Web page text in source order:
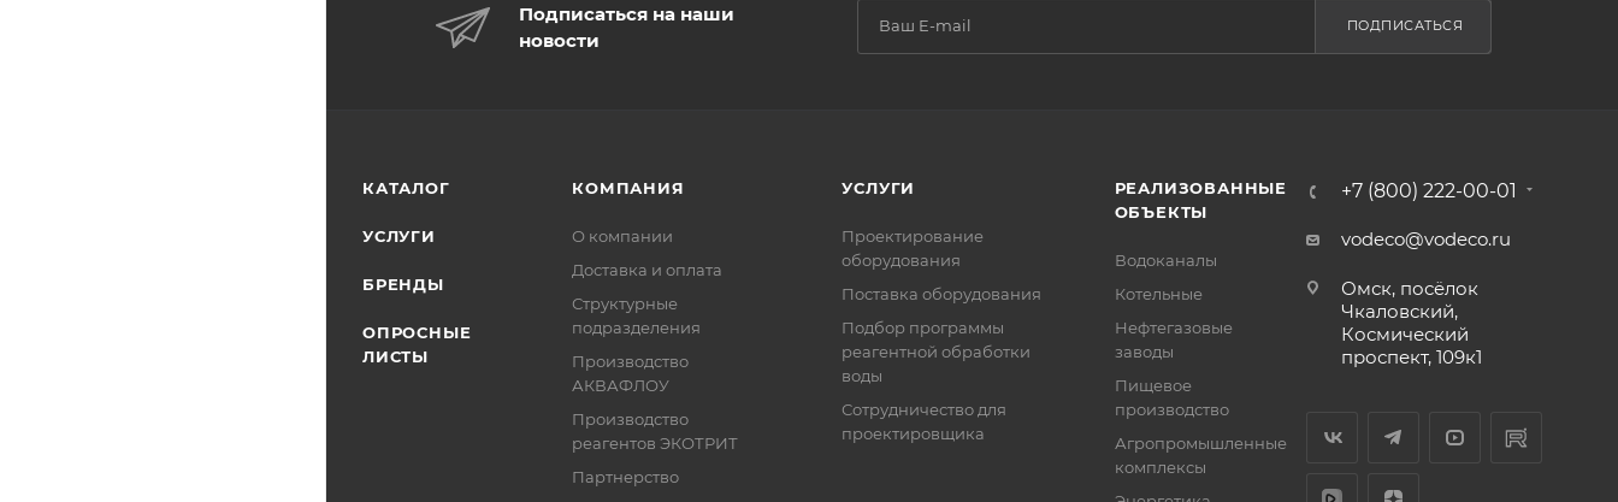
Подписаться на наши
новости
ПОДПИСАТЬСЯ
КАТАЛОГ
УСЛУГИ
БРЕНДЫ
ОПРОСНЫЕ
ЛИСТЫ
КОМПАНИЯ
О компании
Доставка и оплата
Структурные
подразделения
Производство
АКВАФЛОУ
Производство
реагентов ЭКОТРИТ
Партнерство
УСЛУГИ
Проектирование
оборудования
Поставка оборудования
Подбор программы
реагентной обработки
воды
Сотрудничество для
проектировщика
РЕАЛИЗОВАННЫЕ
ОБЪЕКТЫ
Водоканалы
Котельные
Нефтегазовые
заводы
Пищевое
производство
Агропромышленные
комплексы
+7 (800) 222-00-01
vodeco@vodeco.ru
Омск, посёлок
Чкаловский,
Космический
проспект, 109к1